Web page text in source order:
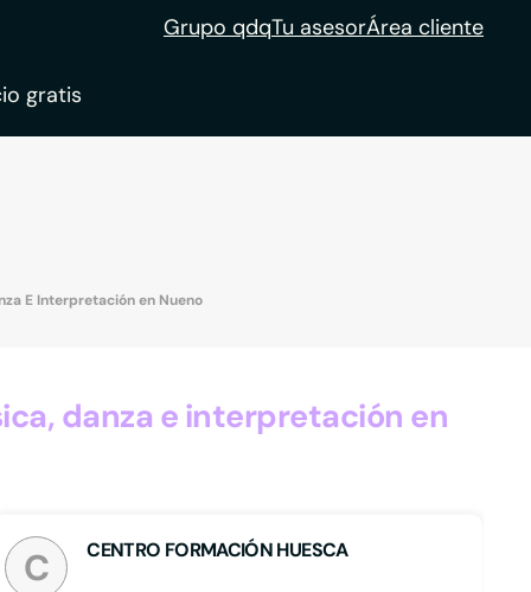
Grupo qdqTu asesorÁrea cliente
gratis
E Interpretación en Nueno
danza e interpretación en
C CENTRO FORMACIÓN HUESCA